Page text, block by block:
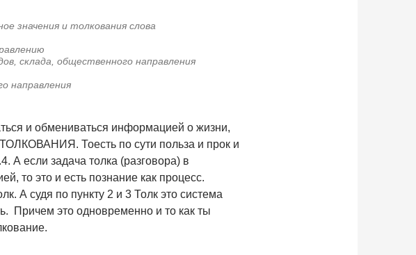
значения и толкования слова
склада, общественного направления
направления
и обмениваться информацией о жизни,
Тоесть по сути польза и прок и
А если задача толка (разговора) в
то это и есть познание как процесс.
А судя по пункту 2 и 3 Толк это система
Причем это одновременно и то как ты